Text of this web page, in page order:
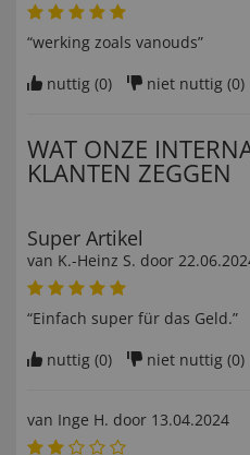
“werking zoals vanouds”
nuttig (0) niet nuttig (0)
WAT ONZE
KLANTEN ZEGGEN
Super Artikel
van K.-Heinz S. door
“Einfach super für das Geld.”
nuttig (0) niet nuttig (0)
van Inge H. door 13.04.2024